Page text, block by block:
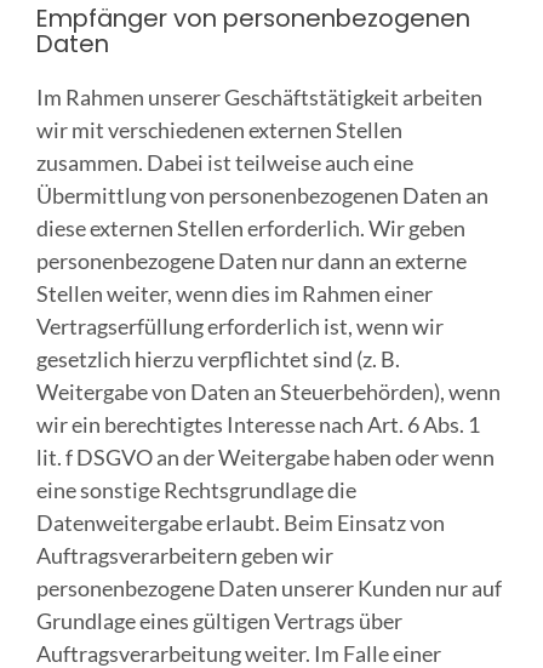
Empfänger von personenbezogenen
Daten
Im Rahmen unserer Geschäftstätigkeit arbeiten
wir mit verschiedenen externen Stellen
zusammen. Dabei ist teilweise auch eine
Übermittlung von personenbezogenen Daten an
diese externen Stellen erforderlich. Wir geben
personenbezogene Daten nur dann an externe
Stellen weiter, wenn dies im Rahmen einer
Vertragserfüllung erforderlich ist, wenn wir
gesetzlich hierzu verpflichtet sind (z. B.
Weitergabe von Daten an Steuerbehörden), wenn
wir ein berechtigtes Interesse nach Art. 6 Abs. 1
lit. f DSGVO an der Weitergabe haben oder wenn
eine sonstige Rechtsgrundlage die
Datenweitergabe erlaubt. Beim Einsatz von
Auftragsverarbeitern geben wir
personenbezogene Daten unserer Kunden nur auf
Grundlage eines gültigen Vertrags über
Auftragsverarbeitung weiter. Im Falle einer